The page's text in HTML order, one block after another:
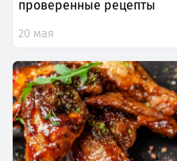
проверенные рецепты
20 мая